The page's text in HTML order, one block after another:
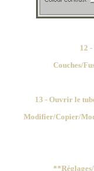
12
Couches/
13 - Ouvrir le
Modifier/Copier/